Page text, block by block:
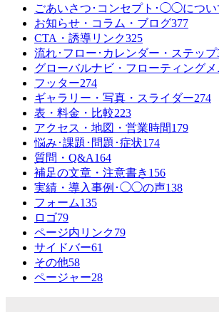
ごあいさつ･コンセプト･◯◯につい
お知らせ・コラム・ブログ377
CTA・誘導リンク325
流れ･フロー･カレンダー・ステップ
グローバルナビ・フローティング
フッター274
ギャラリー・写真・スライダー274
表・料金・比較223
アクセス・地図・営業時間179
悩み･課題･問題･症状174
質問・Q&A164
補足の文章・注意書き 156
実績・導入事例･◯◯の声138
フォーム135
ロゴ79
ページ内リンク79
サイドバー61
その他58
ページャー28